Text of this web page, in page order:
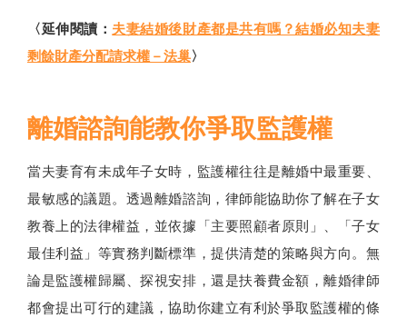
〈延伸閱讀： 夫妻結婚後財產都是共有嗎？結婚必知夫妻
剩餘財產分配請求權－法巢〉
離婚諮詢能教你爭取監護權
當夫妻育有未成年子女時，監護權往往是離婚中最重要、
最敏感的議題。透過離婚諮詢，律師能協助你了解在子女
教養上的法律權益，並依據「主要照顧者原則」、「子女
最佳利益」等實務判斷標準，提供清楚的策略與方向。無
論是監護權歸屬、探視安排，還是扶養費金額，離婚律師
都會提出可行的建議，協助你建立有利於爭取監護權的條